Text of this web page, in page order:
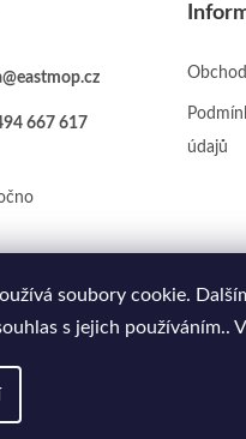
soubory cookie.
s jejich používáním..
@eastmop.cz
667 617
údajů